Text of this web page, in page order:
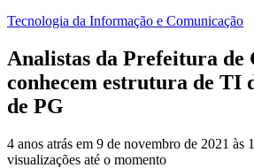
Tecnologia da Informação e Comunicação
Analistas da Prefeitura de
conhecem estrutura de TI
de PG
4 anos atrás em 9 de novembro de 2021 às
visualizações até o momento